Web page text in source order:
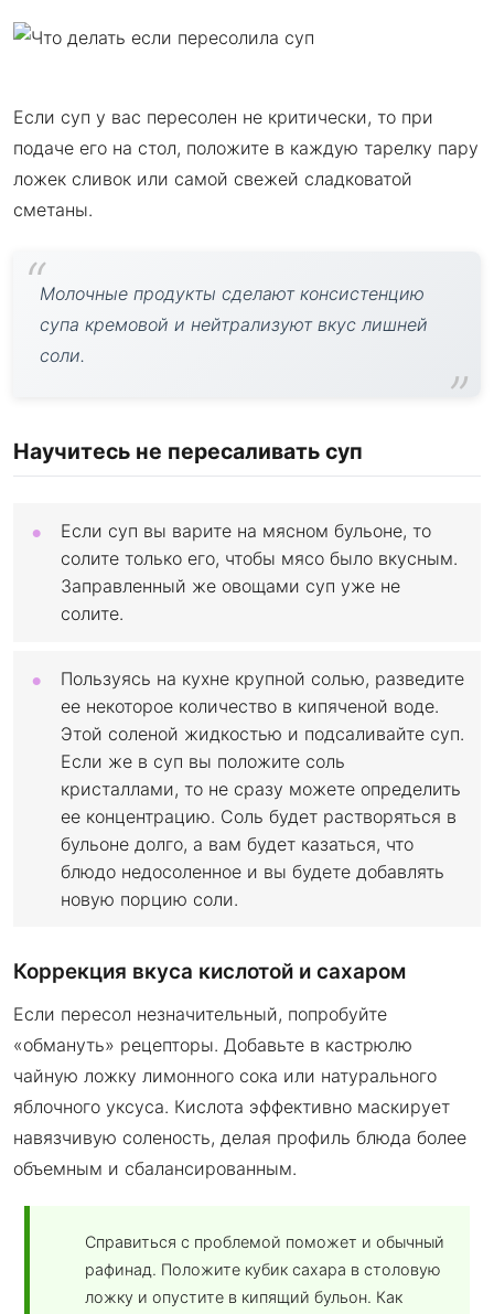
Если суп у вас пересолен не критически, то при
подаче его на стол, положите в каждую тарелку пару
ложек сливок или самой свежей сладковатой
сметаны.
Молочные продукты сделают консистенцию
супа кремовой и нейтрализуют вкус лишней
соли.
Научитесь не пересаливать суп
Если суп вы варите на мясном бульоне, то
солите только его, чтобы мясо было вкусным.
Заправленный же овощами суп уже не
солите.
Пользуясь на кухне крупной солью, разведите
ее некоторое количество в кипяченой воде.
Этой соленой жидкостью и подсаливайте суп.
Если же в суп вы положите соль
кристаллами, то не сразу можете определить
ее концентрацию. Соль будет растворяться в
бульоне долго, а вам будет казаться, что
блюдо недосоленное и вы будете добавлять
новую порцию соли.
Коррекция вкуса кислотой и сахаром
Если пересол незначительный, попробуйте
«обмануть» рецепторы. Добавьте в кастрюлю
чайную ложку лимонного сока или натурального
яблочного уксуса. Кислота эффективно маскирует
навязчивую соленость, делая профиль блюда более
объемным и сбалансированным.
Справиться с проблемой поможет и обычный
рафинад. Положите кубик сахара в столовую
ложку и опустите в кипящий бульон. Как